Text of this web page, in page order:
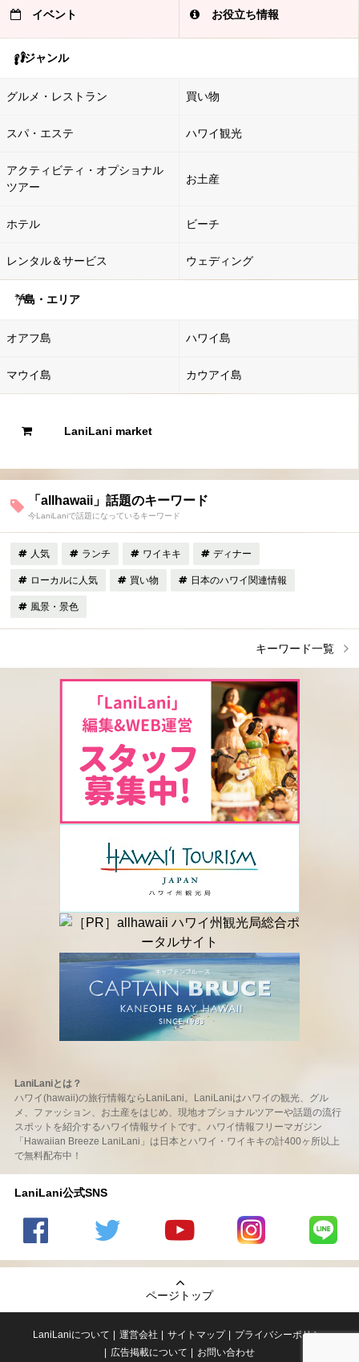
イベント お役立ち情報
ジャンル
グルメ・レストラン 買い物
スパ・エステ ハワイ観光
アクティビティ・オプショナル
ツアー
お土産
ホテル ビーチ
レンタル＆サービス ウェディング
島・エリア
オアフ島 ハワイ島
マウイ島 カウアイ島
LaniLani market
「allhawaii」話題のキーワード
今LaniLaniで話題になっているキーワード
人気 ランチ ワイキキ ディナー
ローカルに人気 買い物 日本のハワイ関連情報
風景・景色
キーワード一覧
LaniLaniとは？
ハワイ(hawaii)の旅行情報ならLaniLani。LaniLaniはハワイの観光、グル
メ、ファッション、お土産をはじめ、現地オプショナルツアーや話題の流行
スポットを紹介するハワイ情報サイトです。ハワイ情報フリーマガジン
「Hawaiian Breeze LaniLani」は日本とハワイ・ワイキキの計400ヶ所以上
で無料配布中！
LaniLani公式SNS
の
のtwitter
の
Youtube
チャンネ
ページトップ
LaniLaniについて 運営会社 サイトマップ
プライバシーポリシー
広告掲載について
お問い合わせ